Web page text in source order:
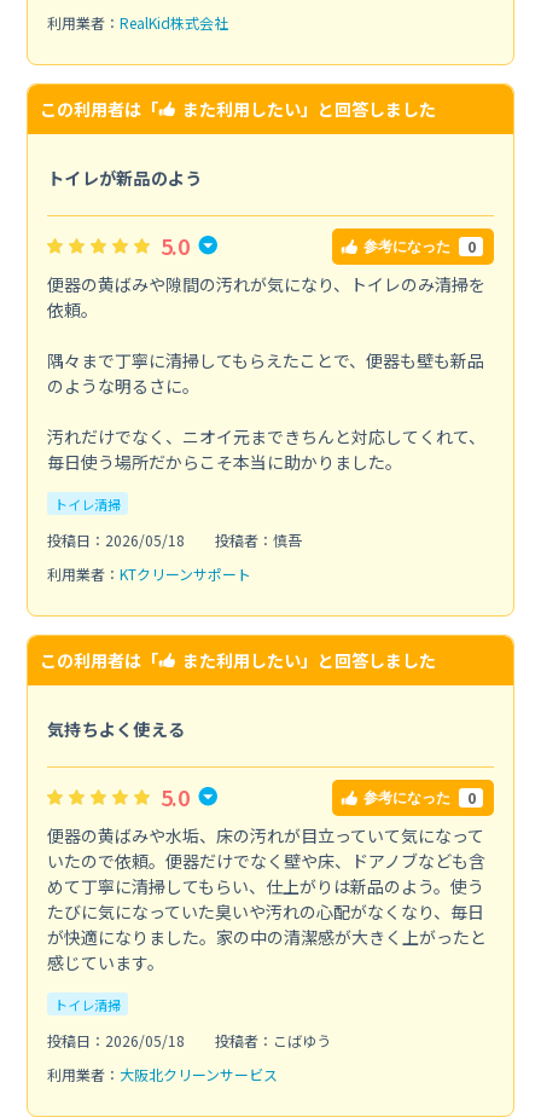
利用業者： RealKid株式会社
この利用者は「 また利用したい」と回答しました
トイレが新品のよう
5.0 参考になった 0
便器の黄ばみや隙間の汚れが気になり、トイレのみ清掃を
依頼。
隅々まで丁寧に清掃してもらえたことで、便器も壁も新品
のような明るさに。
汚れだけでなく、ニオイ元まできちんと対応してくれて、
毎日使う場所だからこそ本当に助かりました。
トイレ清掃
投稿日：2026/05/18
投稿者：慎吾
利用業者： KTクリーンサポート
この利用者は「 また利用したい」と回答しました
気持ちよく使える
5.0 参考になった 0
便器の黄ばみや水垢、床の汚れが目立っていて気になって
いたので依頼。便器だけでなく壁や床、ドアノブなども含
めて丁寧に清掃してもらい、仕上がりは新品のよう。使う
たびに気になっていた臭いや汚れの心配がなくなり、毎日
が快適になりました。家の中の清潔感が大きく上がったと
感じています。
トイレ清掃
投稿日：2026/05/18
投稿者：こばゆう
利用業者： 大阪北クリーンサービス